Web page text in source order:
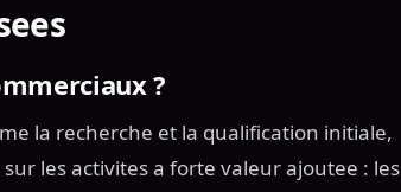
?
la recherche et la qualification initiale,
les activites a forte valeur ajoutee : les